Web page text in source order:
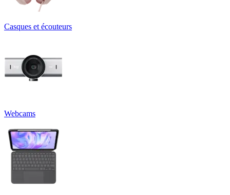
Casques et écouteurs
Webcams